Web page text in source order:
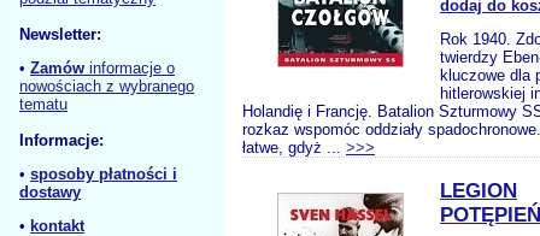
Newsletter:
• Zamów informacje o
nowościach z wybranego
tematu
Informacje:
• sposoby płatności i
dostawy
• kontakt
dodaj do
Rok 1940.
twierdzy
kluczowe dla
hitlerowskiej
Holandię i Francję. Batalion Szturmowy
rozkaz wspomóc oddziały
łatwe, gdyż ... >>>
LEGION